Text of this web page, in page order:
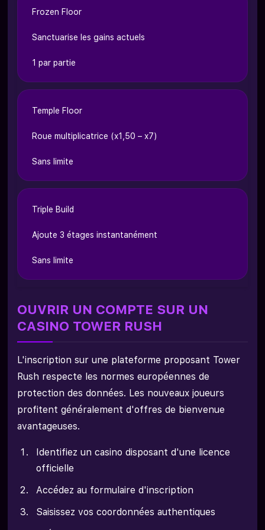
Frozen Floor
Sanctuarise les gains actuels
1 par partie
Temple Floor
Roue multiplicatrice (x1,50 – x7)
Sans limite
Triple Build
Ajoute 3 étages instantanément
Sans limite
OUVRIR UN COMPTE SUR UN
CASINO TOWER RUSH
L'inscription sur une plateforme proposant Tower
Rush respecte les normes européennes de
protection des données. Les nouveaux joueurs
profitent généralement d'offres de bienvenue
avantageuses.
Identifiez un casino disposant d'une licence
officielle
Accédez au formulaire d'inscription
Saisissez vos coordonnées authentiques